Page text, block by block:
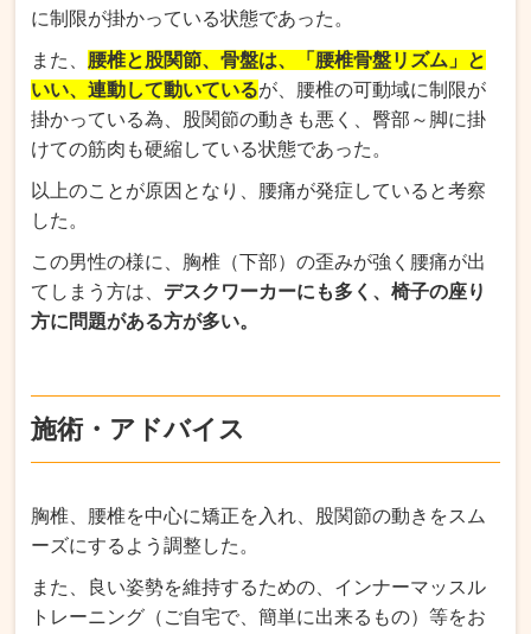
に制限が掛かっている状態であった。
また、 腰椎と股関節、骨盤は、「腰椎骨盤リズム」と
いい、連動して動いているが、腰椎の可動域に制限が
掛かっている為、股関節の動きも悪く、臀部～脚に掛
けての筋肉も硬縮している状態であった。
以上のことが原因となり、腰痛が発症していると考察
した。
この男性の様に、胸椎（下部）の歪みが強く腰痛が出
てしまう方は、 デスクワーカーにも多く、椅子の座り
方に問題がある方が多い。
施術・アドバイス
胸椎、腰椎を中心に矯正を入れ、股関節の動きをスム
ーズにするよう調整した。
また、良い姿勢を維持するための、インナーマッスル
トレーニング（ご自宅で、簡単に出来るもの）等をお